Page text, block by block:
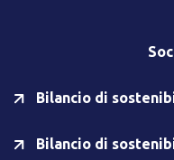
Bilancio di
Bilancio di